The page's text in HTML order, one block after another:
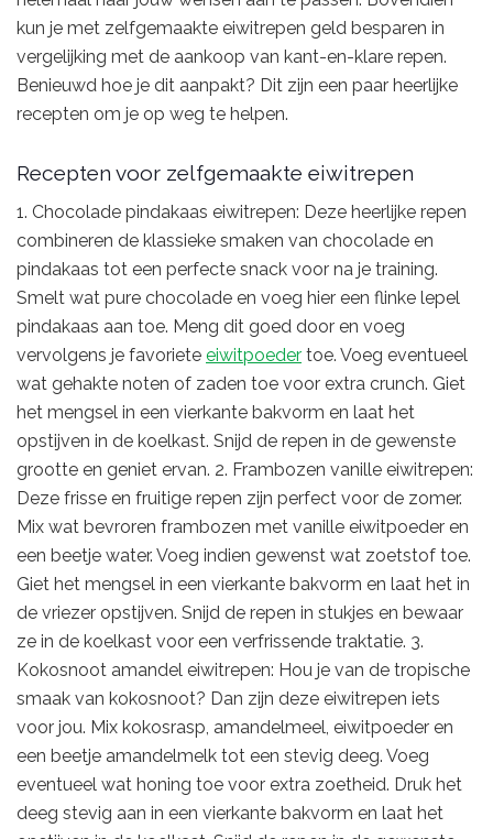
kun je met zelfgemaakte eiwitrepen geld besparen in
vergelijking met de aankoop van kant-en-klare repen.
Benieuwd hoe je dit aanpakt? Dit zijn een paar heerlijke
recepten om je op weg te helpen.
Recepten voor zelfgemaakte eiwitrepen
1. Chocolade pindakaas eiwitrepen: Deze heerlijke repen
combineren de klassieke smaken van chocolade en
pindakaas tot een perfecte snack voor na je training.
Smelt wat pure chocolade en voeg hier een flinke lepel
pindakaas aan toe. Meng dit goed door en voeg
vervolgens je favoriete eiwitpoeder toe. Voeg eventueel
wat gehakte noten of zaden toe voor extra crunch. Giet
het mengsel in een vierkante bakvorm en laat het
opstijven in de koelkast. Snijd de repen in de gewenste
grootte en geniet ervan. 2. Frambozen vanille eiwitrepen:
Deze frisse en fruitige repen zijn perfect voor de zomer.
Mix wat bevroren frambozen met vanille eiwitpoeder en
een beetje water. Voeg indien gewenst wat zoetstof toe.
Giet het mengsel in een vierkante bakvorm en laat het in
de vriezer opstijven. Snijd de repen in stukjes en bewaar
ze in de koelkast voor een verfrissende traktatie. 3.
Kokosnoot amandel eiwitrepen: Hou je van de tropische
smaak van kokosnoot? Dan zijn deze eiwitrepen iets
voor jou. Mix kokosrasp, amandelmeel, eiwitpoeder en
een beetje amandelmelk tot een stevig deeg. Voeg
eventueel wat honing toe voor extra zoetheid. Druk het
deeg stevig aan in een vierkante bakvorm en laat het